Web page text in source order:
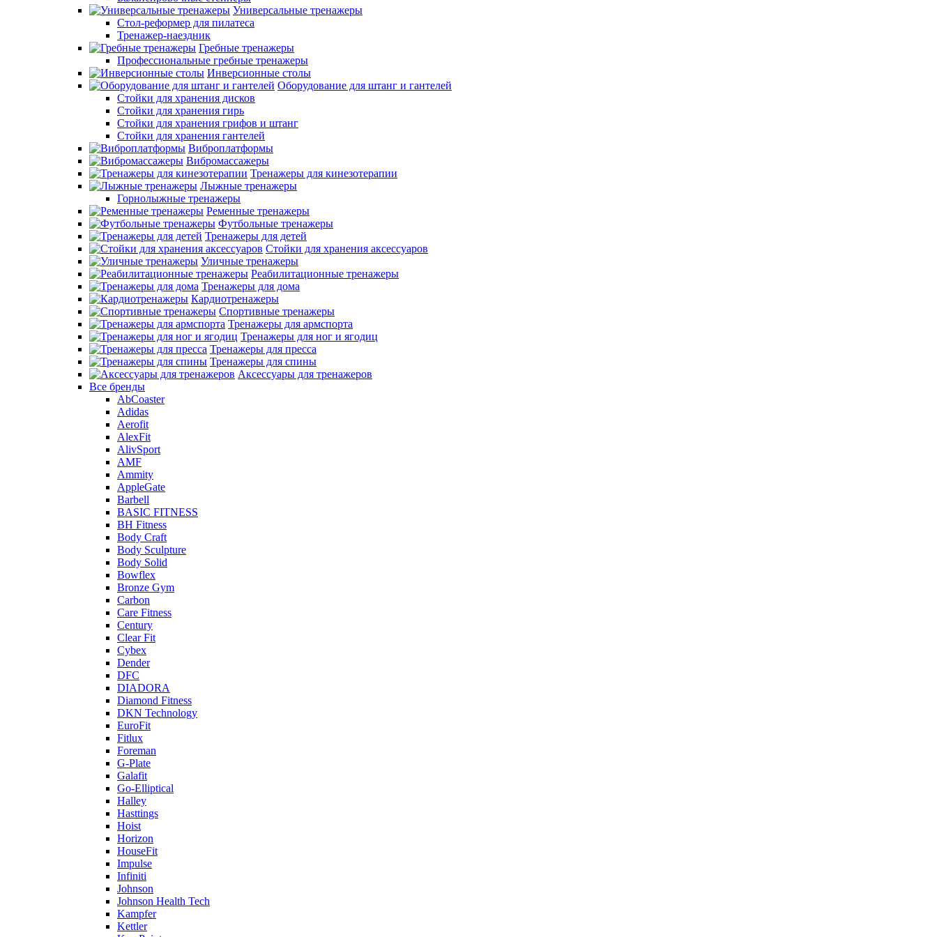
Универсальные тренажеры
Стол-реформер для пилатеса
Тренажер-наездник
Гребные тренажеры
Профессиональные гребные тренажеры
Инверсионные столы
Оборудование для штанг и гантелей
Стойки для хранения дисков
Стойки для хранения гирь
Стойки для хранения грифов и штанг
Стойки для хранения гантелей
Виброплатформы
Вибромассажеры
Тренажеры для кинезотерапии
Лыжные тренажеры
Горнолыжные тренажеры
Ременные тренажеры
Футбольные тренажеры
Тренажеры для детей
Стойки для хранения аксессуаров
Уличные тренажеры
Реабилитационные тренажеры
Тренажеры для дома
Кардиотренажеры
Спортивные тренажеры
Тренажеры для армспорта
Тренажеры для ног и ягодиц
Тренажеры для пресса
Тренажеры для спины
Аксессуары для тренажеров
Все бренды
AbCoaster
Adidas
Aerofit
AlexFit
AlivSport
AMF
Ammity
AppleGate
Barbell
BASIC FITNESS
BH Fitness
Body Craft
Body Sculpture
Body Solid
Bowflex
Bronze Gym
Carbon
Care Fitness
Century
Clear Fit
Cybex
Dender
DFC
DIADORA
Diamond Fitness
DKN Technology
EuroFit
Fitlux
Foreman
G-Plate
Galafit
Go-Elliptical
Halley
Hasttings
Hoist
Horizon
HouseFit
Impulse
Infiniti
Johnson
Johnson Health Tech
Kampfer
Kettler